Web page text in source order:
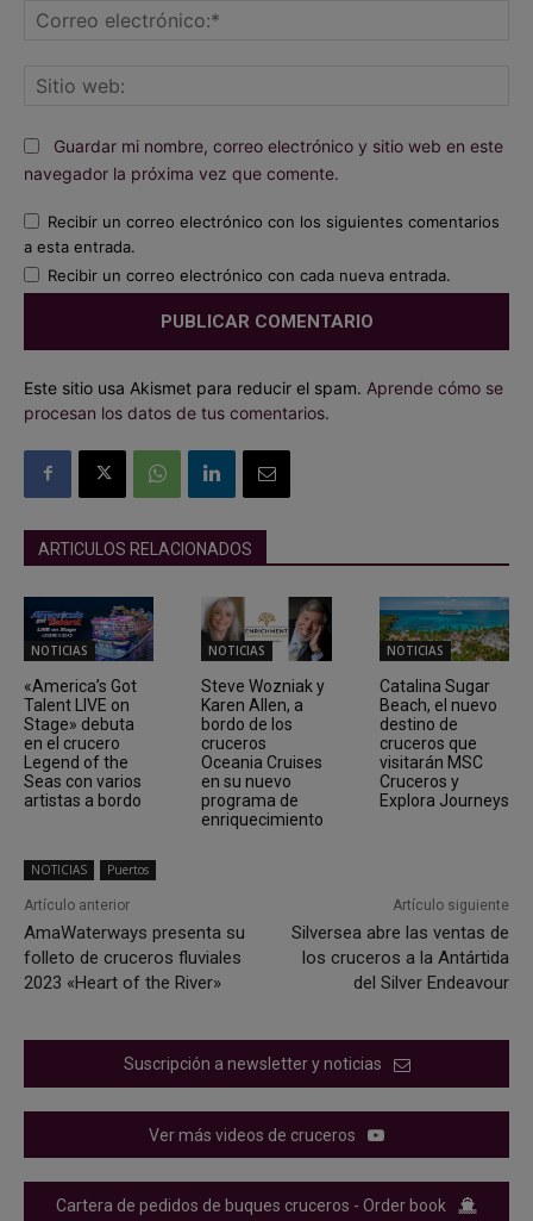
Guardar mi nombre, correo electrónico y sitio web en este
navegador la próxima vez que comente.
Recibir un correo electrónico con los siguientes comentarios
a esta entrada.
Recibir un correo electrónico con cada nueva entrada.
Este sitio usa Akismet para reducir el spam. Aprende cómo se
procesan los datos de tus comentarios.
ARTICULOS RELACIONADOS
NOTICIAS
«America’s Got
Talent LIVE on
Stage» debuta
en el crucero
Legend of the
Seas con varios
artistas a bordo
NOTICIAS
Steve Wozniak y
Karen Allen, a
bordo de los
cruceros
Oceania Cruises
en su nuevo
programa de
enriquecimiento
NOTICIAS
Catalina Sugar
Beach, el nuevo
destino de
cruceros que
visitarán MSC
Cruceros y
Explora Journeys
NOTICIAS Puertos
Artículo anterior
AmaWaterways presenta su
folleto de cruceros fluviales
2023 «Heart of the River»
Artículo siguiente
Silversea abre las ventas de
los cruceros a la Antártida
del Silver Endeavour
Suscripción a newsletter y noticias
Ver más videos de cruceros
Cartera de pedidos de buques cruceros - Order book